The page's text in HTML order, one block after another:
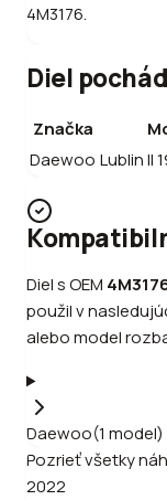
4M3176.
Diel
Značka
Daewoo Lublin II
Diel s OEM
použil v
alebo model
Daewoo(1 model)
Pozrieť všetky
2022